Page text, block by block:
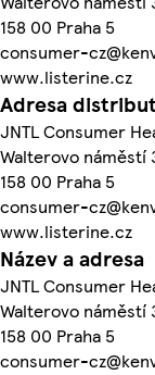
158 00 Praha 5
consumer-
www.listerine.cz
Adresa
JNTL Consumer
Walterovo náměstí
158 00 Praha 5
consumer-
www.listerine.cz
Název a adresa
JNTL Consumer
Walterovo náměstí
158 00 Praha 5
consumer-